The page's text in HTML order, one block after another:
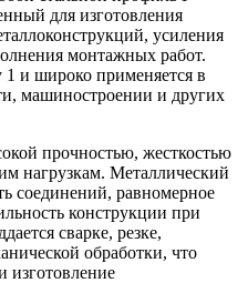
для изготовления
усиления
монтажных работ.
и широко применяется в
машиностроении и других
прочностью, жесткостью
нагрузкам. Металлический
соединений, равномерное
конструкции при
сварке, резке,
обработки, что
изготовление